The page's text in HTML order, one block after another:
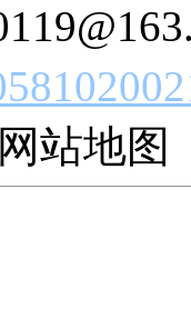
站地图